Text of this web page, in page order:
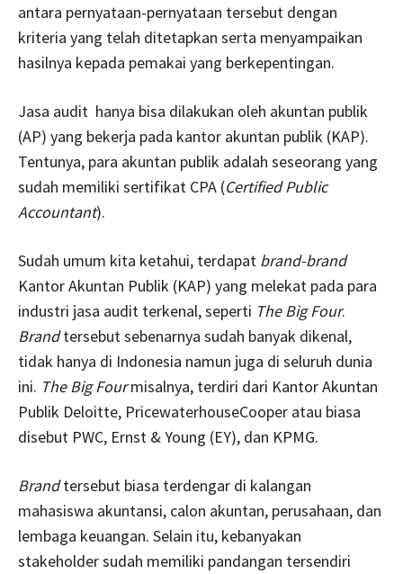
antara pernyataan-pernyataan tersebut dengan
kriteria yang telah ditetapkan serta menyampaikan
hasilnya kepada pemakai yang berkepentingan.
Jasa audit hanya bisa dilakukan oleh akuntan publik
(AP) yang bekerja pada kantor akuntan publik (KAP).
Tentunya, para akuntan publik adalah seseorang yang
sudah memiliki sertifikat CPA (Certified Public
Accountant).
Sudah umum kita ketahui, terdapat brand-brand
Kantor Akuntan Publik (KAP) yang melekat pada para
industri jasa audit terkenal, seperti The Big Four.
Brandtersebut sebenarnya sudah banyak dikenal,
tidak hanya di Indonesia namun juga di seluruh dunia
ini. The Big Fourmisalnya, terdiri dari Kantor Akuntan
Publik Deloitte, PricewaterhouseCooper atau biasa
disebut PWC, Ernst & Young (EY), dan KPMG.
Brandtersebut biasa terdengar di kalangan
mahasiswa akuntansi, calon akuntan, perusahaan, dan
lembaga keuangan. Selain itu, kebanyakan
stakeholder sudah memiliki pandangan tersendiri